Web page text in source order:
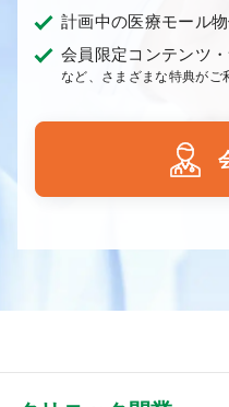
計画中の医療モール
会員限定コンテンツ
など、さまざまな特典がご